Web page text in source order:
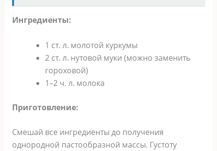
Ингредиенты:
1 ст. л. молотой куркумы
2 ст. л. нутовой муки (можно заменить
гороховой)
1–2 ч. л. молока
Приготовление:
Смешай все ингредиенты до получения
однородной пастообразной массы. Густоту